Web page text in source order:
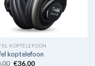
KOPTELEFOON
koptelefoon
€36.00